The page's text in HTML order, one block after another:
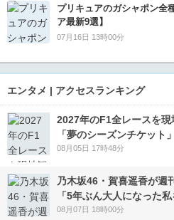
プリキュアのガシャポン全
ア最新9選】
07月16日 13時00分
エンタメ | アクセスランキング
2027年のF1全レースを
「夢のシーズンチケット
08月05日 17時48分
乃木坂46・賀喜遥香が週
「5年ぶん大人になった
08月07日 18時00分